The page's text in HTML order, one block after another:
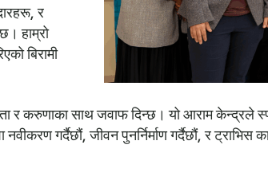
र
हाम्रो
बिरामी
करुणाका साथ जवाफ दिन्छ। यो आराम केन्द्रले
गर्दैछौं, जीवन पुनर्निर्माण गर्दैछौं, र